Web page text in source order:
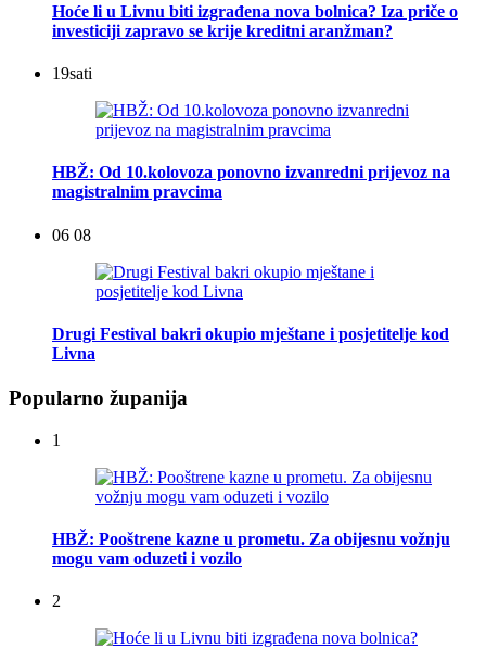
Hoće li u Livnu biti izgrađena nova bolnica? Iza priče o
investiciji zapravo se krije kreditni aranžman?
19sati
HBŽ: Od 10.kolovoza ponovno izvanredni prijevoz na
magistralnim pravcima
06 08
Drugi Festival bakri okupio mještane i posjetitelje kod
Livna
Popularno županija
1
HBŽ: Pooštrene kazne u prometu. Za obijesnu vožnju
mogu vam oduzeti i vozilo
2